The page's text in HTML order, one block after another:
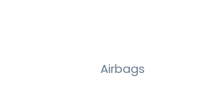
Airbags